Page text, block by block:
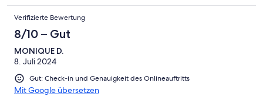
Verifizierte Bewertung
8/10 – Gut
MONIQUE D.
8. Juli 2024
Gut: Check-in und Genauigkeit des Onlineauftritts
Mit Google übersetzen